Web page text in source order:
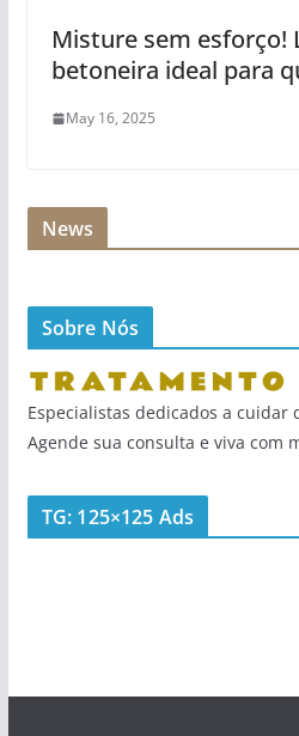
Misture sem esforço!
betoneira ideal para
May 16, 2025
News
Sobre Nós
Especialistas dedicados a cuidar
Agende sua consulta e viva com
TG: 125×125 Ads